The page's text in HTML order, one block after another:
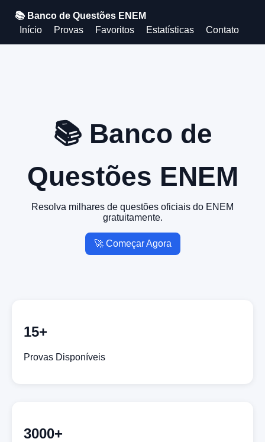
📚 Banco de Questões ENEM
Início
Provas Favoritos Estatísticas Contato
📚 Banco de
Questões ENEM
Resolva milhares de questões oficiais do ENEM
gratuitamente.
🚀 Começar Agora
15+
Provas Disponíveis
3000+